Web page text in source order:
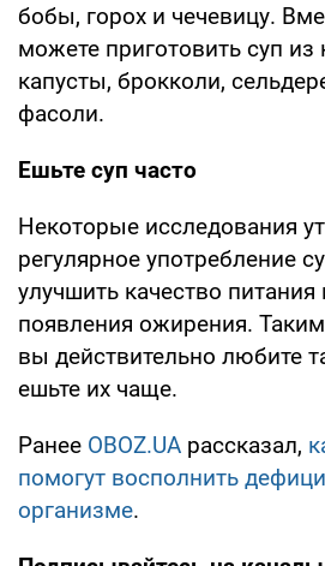
бобы, горох и чечевицу.
можете приготовить суп из
капусты, брокколи,
фасоли.
Ешьте суп часто
Некоторые исследования
регулярное употребление
улучшить качество питания
появления ожирения.
вы действительно любите
ешьте их чаще.
Ранее OBOZ.UA рассказал,
помогут восполнить
организме.